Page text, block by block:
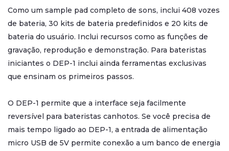
Como um sample pad completo de sons, inclui 408 vozes
de bateria, 30 kits de bateria predefinidos e 20 kits de
bateria do usuário. Inclui recursos como as funções de
gravação, reprodução e demonstração. Para bateristas
iniciantes o DEP-1 inclui ainda ferramentas exclusivas
que ensinam os primeiros passos.
O DEP-1 permite que a interface seja facilmente
reversível para bateristas canhotos. Se você precisa de
mais tempo ligado ao DEP-1, a entrada de alimentação
micro USB de 5V permite conexão a um banco de energia